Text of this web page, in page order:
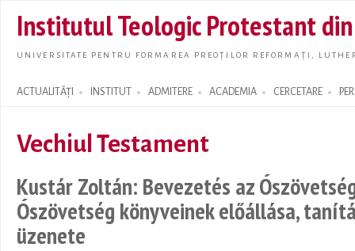
main
Institutul Teologic Protestant
UNIVERSITATE PENTRU FORMAREA PREOȚILOR REFORMAȚI,
ACTUALITĂȚI INSTITUT ADMITERE ACADEMIA CERCETARE
Search form
Vechiul Testament
Kustár Zoltán: Bevezetés az
Ószövetség könyveinek előállása,
üzenete